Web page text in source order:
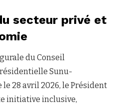
secteur privé et
du Conseil
Sunu-
le 28 avril 2026, le Président
initiative inclusive,